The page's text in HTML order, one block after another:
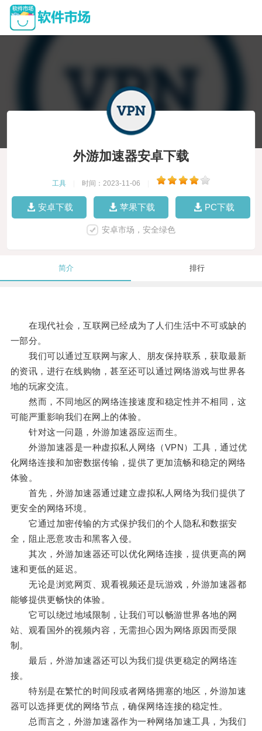
外游加速器安卓下载
工具 时间：2023-11-06
安卓下载 苹果下载 PC下载
安卓市场，安全绿色
简介 排行
在现代社会，互联网已经成为了人们生活中不可或缺的
一部分。
我们可以通过互联网与家人、朋友保持联系，获取最新
的资讯，进行在线购物，甚至还可以通过网络游戏与世界各
地的玩家交流。
然而，不同地区的网络连接速度和稳定性并不相同，这
可能严重影响我们在网上的体验。
针对这一问题，外游加速器应运而生。
外游加速器是一种虚拟私人网络（VPN）工具，通过优
化网络连接和加密数据传输，提供了更加流畅和稳定的网络
体验。
首先，外游加速器通过建立虚拟私人网络为我们提供了
更安全的网络环境。
它通过加密传输的方式保护我们的个人隐私和数据安
全，阻止恶意攻击和黑客入侵。
其次，外游加速器还可以优化网络连接，提供更高的网
速和更低的延迟。
无论是浏览网页、观看视频还是玩游戏，外游加速器都
能够提供更畅快的体验。
它可以绕过地域限制，让我们可以畅游世界各地的网
站、观看国外的视频内容，无需担心因为网络原因而受限
制。
最后，外游加速器还可以为我们提供更稳定的网络连
接。
特别是在繁忙的时间段或者网络拥塞的地区，外游加速
器可以选择更优的网络节点，确保网络连接的稳定性。
总而言之，外游加速器作为一种网络加速工具，为我们